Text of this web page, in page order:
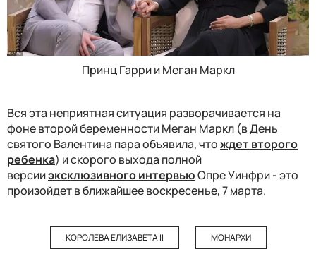
Принц Гарри и Меган Маркл
Вся эта неприятная ситуация разворачивается на
фоне второй беременности Меган Маркл (в День
святого Валентина пара объявила, чтождет второго
ребенка) и скорого выхода полной
версииэксклюзивного интервьюОпре Уинфри - это
произойдет в ближайшее воскресенье, 7 марта.
КОРОЛЕВА ЕЛИЗАВЕТА II МОНАРХИ